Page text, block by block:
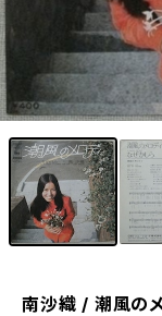
南沙織 / 潮風の